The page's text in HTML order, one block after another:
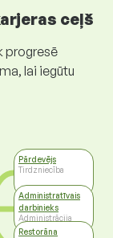
ceļš
progresē
lai iegūtu
Pārdevējs
Tirdzniecība
Administratīvais
darbinieks
Administrācija
Restorāna